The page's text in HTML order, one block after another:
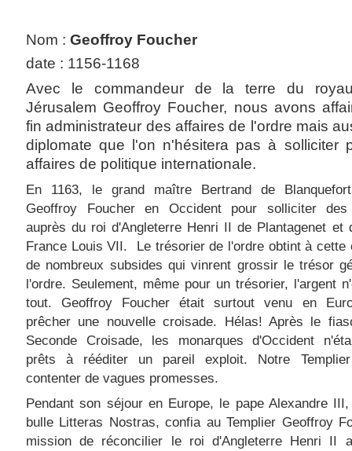
Nom : Geoffroy Foucher
date : 1156-1168
Avec le commandeur de la terre du
Jérusalem Geoffroy Foucher, nous avons
fin administrateur des affaires de l'ordre mais
diplomate que l'on n'hésitera pas à solliciter
affaires de politique internationale.
En 1163, le grand maître Bertrand de
Geoffroy Foucher en Occident pour solliciter des
auprès du roi d'Angleterre Henri II de Plantagenet et
France Louis VII. Le trésorier de l'ordre obtint à cette
de nombreux subsides qui vinrent grossir le trésor
l'ordre. Seulement, même pour un trésorier, l'argent
tout. Geoffroy Foucher était surtout venu en
prêcher une nouvelle croisade. Hélas! Après le
Seconde Croisade, les monarques d'Occident
prêts à rééditer un pareil exploit. Notre
contenter de vagues promesses.
Pendant son séjour en Europe, le pape Alexandre
bulle Litteras Nostras, confia au Templier Geoffroy
mission de réconcilier le roi d'Angleterre Henri II